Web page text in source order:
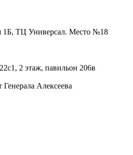
1Б, ТЦ Универсал. Место №18
2 этаж, павильон 206в
Генерала Алексеева